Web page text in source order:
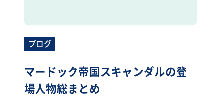
ブログ
マードック帝国スキャンダルの登
場人物総まとめ